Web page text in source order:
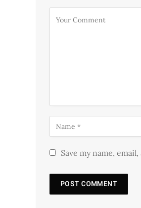
Save my name,